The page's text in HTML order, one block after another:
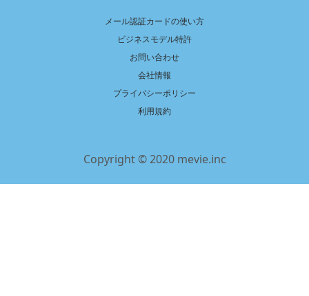
メール認証カードの使い方
ビジネスモデル特許
お問い合わせ
会社情報
プライバシーポリシー
利用規約
Copyright © 2020 mevie.inc